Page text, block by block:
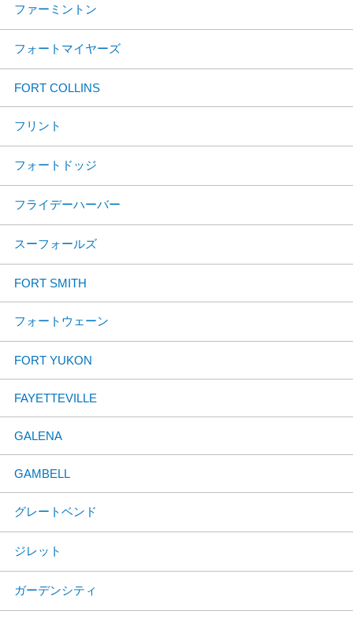
ファーミントン
フォートマイヤーズ
FORT COLLINS
フリント
フォートドッジ
フライデーハーバー
スーフォールズ
FORT SMITH
フォートウェーン
FORT YUKON
FAYETTEVILLE
GALENA
GAMBELL
グレートベンド
ジレット
ガーデンシティ